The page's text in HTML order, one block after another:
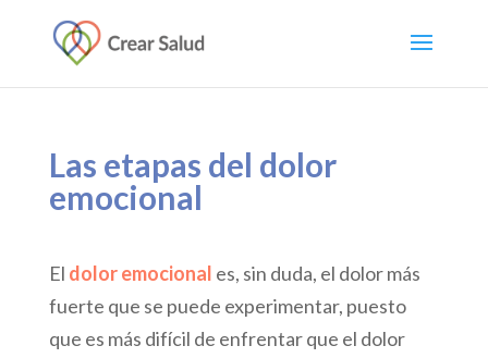
Las etapas del dolor
emocional
El dolor emocional es, sin duda, el dolor más
fuerte que se puede experimentar, puesto
que es más difícil de enfrentar que el dolor